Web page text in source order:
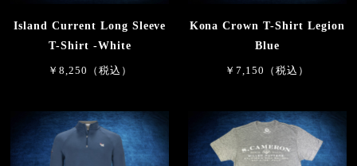
Island Current Long Sleeve
T-Shirt -White
￥8,250（税込）
Kona Crown T-Shirt Legion
Blue
￥7,150（税込）